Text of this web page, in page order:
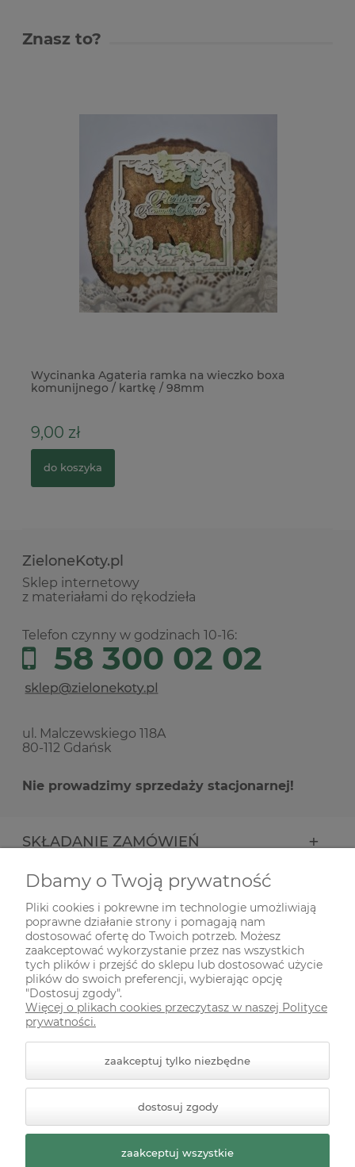
Znasz to?
Wycinanka Agateria ramka na wieczko boxa
komunijnego / kartkę / 98mm
9,00 zł
do koszyka
ZieloneKoty.pl
Sklep internetowy
z materiałami do rękodzieła
Telefon czynny w godzinach 10-16:
58 300 02 02
ul. Malczewskiego 118A
80-112 Gdańsk
Nie prowadzimy sprzedaży stacjonarnej!
SKŁADANIE ZAMÓWIEŃ
INFORMACJE
ODWIEDŹ NAS NA
Styl graficzny ShopGadget.pl
Sklep internetowy Shoper
Premium
Dbamy o Twoją prywatność
Pliki cookies i pokrewne im technologie umożliwiają
poprawne działanie strony i pomagają nam
dostosować ofertę do Twoich potrzeb. Możesz
zaakceptować wykorzystanie przez nas wszystkich
tych plików i przejść do sklepu lub dostosować użycie
plików do swoich preferencji, wybierając opcję
"Dostosuj zgody".
Więcej o plikach cookies przeczytasz w naszej Polityce
prywatności.
zaakceptuj tylko niezbędne
dostosuj zgody
zaakceptuj wszystkie